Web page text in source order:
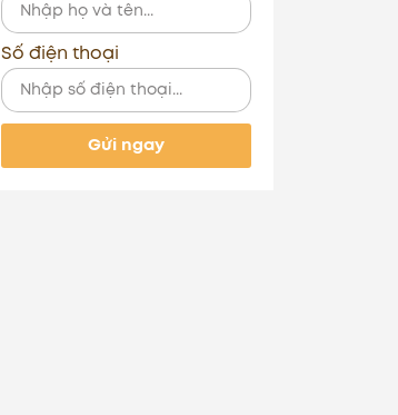
Số điện thoại
Gửi ngay